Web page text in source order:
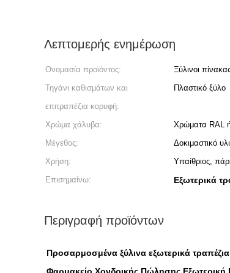
Λεπτομερής ενημέρωση
Ονομασία προϊόντος: Ξύλινοι
Τηγάνι καθισμάτων και
επιτραπέζια κορυφή:
Πλαστικό ξύλο
Χρώμα χάλυβα: Χρώματα RAL
Μέγεθος:
Δοκιμαστικό
Χρήση:
Υπαίθριος,
Επισημαίνω:
Εξωτερικά
Περιγραφή προϊόντων
Προσαρμοσμένα ξύλινα εξωτερικά